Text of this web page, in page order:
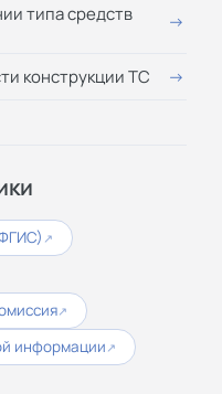
типа средств
конструкции ТС
↗
↗
информации ↗